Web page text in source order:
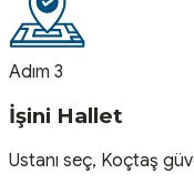
Adım 3
İşini Hallet
Ustanı seç, Koçtaş